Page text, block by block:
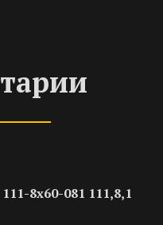
8х60-081 111,8,1